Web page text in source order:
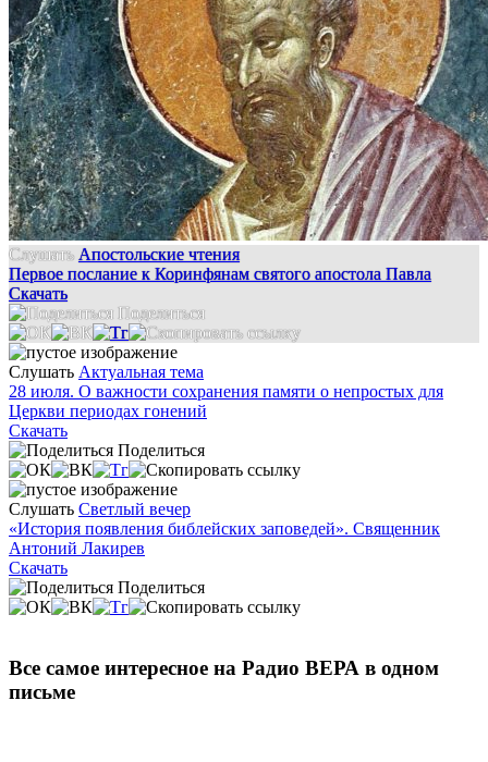
Слушать Апостольские чтения
Первое послание к Коринфянам святого апостола Павла
Скачать
Поделиться
Слушать Актуальная тема
28 июля. О важности сохранения памяти о непростых для
Церкви периодах гонений
Скачать
Поделиться
Слушать Светлый вечер
«История появления библейских заповедей». Священник
Антоний Лакирев
Скачать
Поделиться
Все самое интересное на Радио ВЕРА в одном
письме